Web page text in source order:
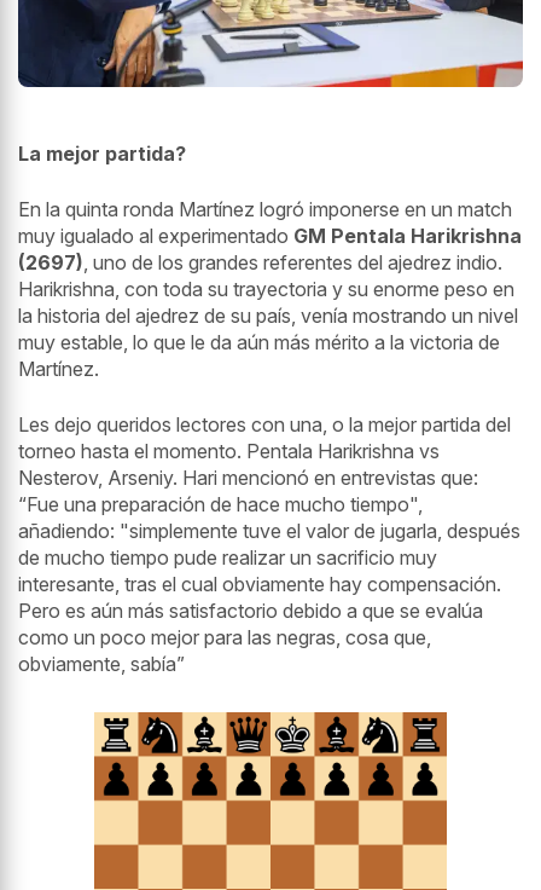
La mejor partida?
En la quinta ronda Martínez logró imponerse en un match
muy igualado al experimentado GM Pentala Harikrishna
(2697) , uno de los grandes referentes del ajedrez indio.
Harikrishna, con toda su trayectoria y su enorme peso en
la historia del ajedrez de su país, venía mostrando un nivel
muy estable, lo que le da aún más mérito a la victoria de
Martínez.
Les dejo queridos lectores con una, o la mejor partida del
torneo hasta el momento. Pentala Harikrishna vs
Nesterov, Arseniy. Hari mencionó en entrevistas que:
“Fue una preparación de hace mucho tiempo",
añadiendo: "simplemente tuve el valor de jugarla, después
de mucho tiempo pude realizar un sacrificio muy
interesante, tras el cual obviamente hay compensación.
Pero es aún más satisfactorio debido a que se evalúa
como un poco mejor para las negras, cosa que,
obviamente, sabía”